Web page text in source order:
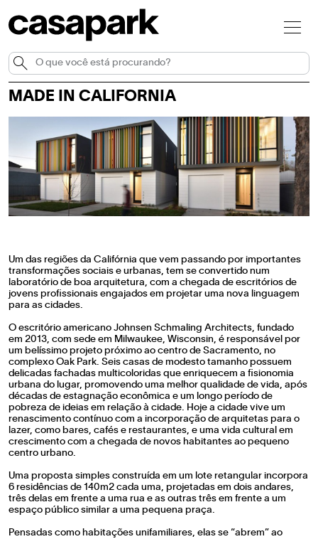
MADE IN CALIFORNIA
Um das regiões da Califórnia que vem passando por importantes
transformações sociais e urbanas, tem se convertido num
laboratório de boa arquitetura, com a chegada de escritórios de
jovens profissionais engajados em projetar uma nova linguagem
para as cidades.
O escritório americano Johnsen Schmaling Architects, fundado
em 2013, com sede em Milwaukee, Wisconsin, é responsável por
um belíssimo projeto próximo ao centro de Sacramento, no
complexo Oak Park. Seis casas de modesto tamanho possuem
delicadas fachadas multicoloridas que enriquecem a fisionomia
urbana do lugar, promovendo uma melhor qualidade de vida, após
décadas de estagnação econômica e um longo período de
pobreza de ideias em relação à cidade. Hoje a cidade vive um
renascimento contínuo com a incorporação de arquitetas para o
lazer, como bares, cafés e restaurantes, e uma vida cultural em
crescimento com a chegada de novos habitantes ao pequeno
centro urbano.
Uma proposta simples construída em um lote retangular incorpora
6 residências de 140m2 cada uma, projetadas em dois andares,
três delas em frente a uma rua e as outras três em frente a um
espaço público similar a uma pequena praça.
Pensadas como habitações unifamiliares, elas se “abrem” ao